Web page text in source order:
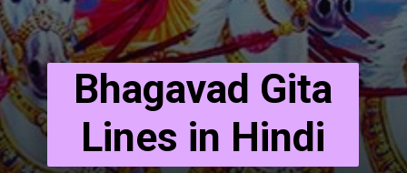
Bhagavad Gita
Lines in Hindi